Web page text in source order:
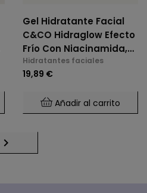
Gel Hidratante Facial
C&CO Hidraglow Efecto
Frío Con Niacinamida,
Xylitol, Panthenol,
Elastina Marina, Para
Hidratantes faciales
19,89 €
Añadir al carrito
